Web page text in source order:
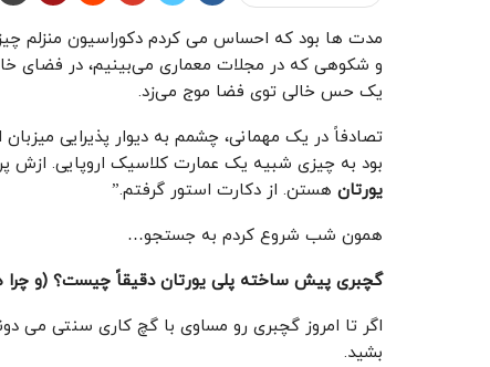
مدت ‌ها بود که احساس می ‌کردم دکوراسیون منزلم
و شکوهی که در مجلات معماری می‌بینیم، در فضای
یک حس خالی توی فضا موج می‌زد.
تصادفاً در یک مهمانی، چشمم به دیوار پذیرایی
بود به چیزی شبیه یک عمارت کلاسیک اروپایی.
یورتان هستن. از دکارت استور گرفتم.”
همون شب شروع کردم به جستجو…
گچبری پیش ساخته پلی یورتان دقیقاً چیست؟ (و
اگر تا امروز گچبری رو مساوی با گچ‌ کاری سنتی می
بشید.